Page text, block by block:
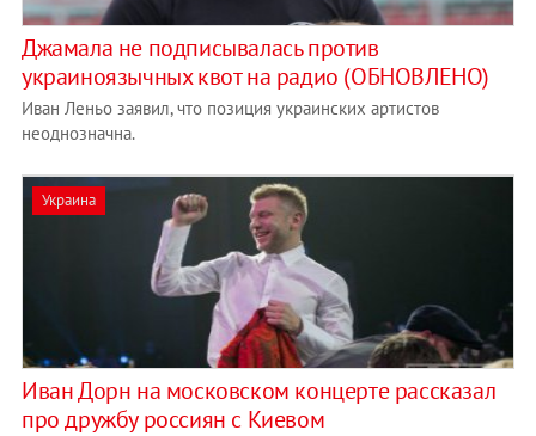
Джамала не подписывалась против
украиноязычных квот на радио (ОБНОВЛЕНО)
Иван Леньо заявил, что позиция украинских артистов
неоднозначна.
Украина
Иван Дорн на московском концерте рассказал
про дружбу россиян с Киевом